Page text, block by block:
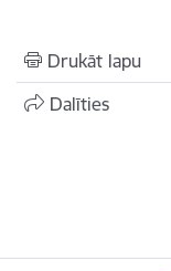
Drukāt lapu
Dalīties